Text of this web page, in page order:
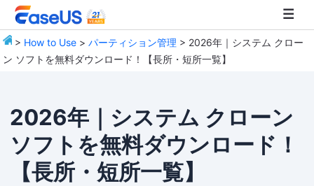
> How to Use >パーティション管理 > 2026年｜システム クロー
ン ソフトを無料ダウンロード！【長所・短所一覧】
2026年｜システム クローン
ソフトを無料ダウンロード！
【長所・短所一覧】